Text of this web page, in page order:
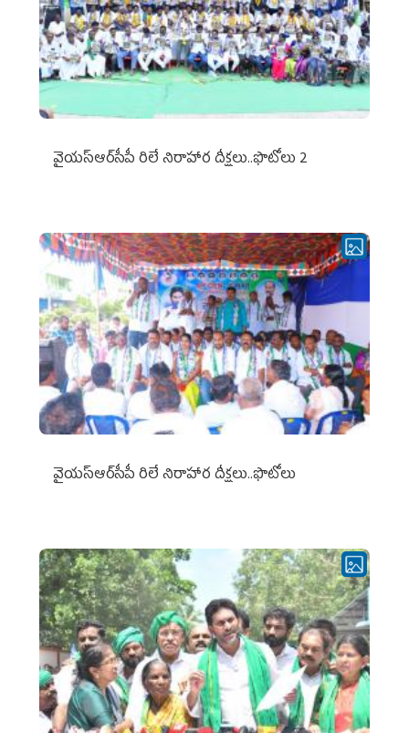
వైయ‌స్ఆర్‌సీపీ రిలే నిరాహార దీక్షలు..ఫొటోలు 2
వైయ‌స్ఆర్‌సీపీ రిలే నిరాహార దీక్షలు..ఫొటోలు